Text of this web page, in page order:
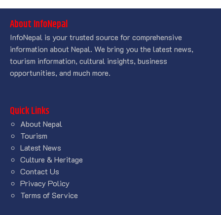
About InfoNepal
InfoNepal is your trusted source for comprehensive
information about Nepal. We bring you the latest news,
tourism information, cultural insights, business
opportunities, and much more.
Quick Links
About Nepal
Tourism
Latest News
Culture & Heritage
Contact Us
Privacy Policy
Terms of Service